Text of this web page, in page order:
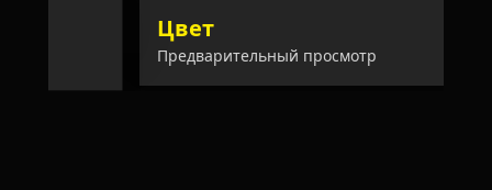
Предварительный просмотр